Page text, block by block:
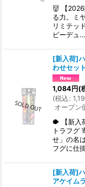
👹 【
る力。ミ
リミテッ
ビーデュ…
[新入荷]
わせセット
1,084円(
(税込:
オープン
🐡 【新入
トラフグ
せ」の名
フグに仕
[新入荷]
アケイム